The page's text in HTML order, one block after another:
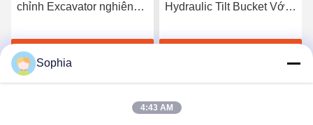
Hydraulic Tilt Bucket Với
ốc nghiêng của máy đào
Nhận giá tốt nhất
Tilting Bucket For Kubota
tilt bucket, các phụ kiện
Sophia
4:43 AM